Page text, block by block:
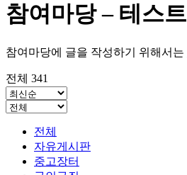
참여마당 – 테스트
참여마당에 글을 작성하기 위해서는
전체 341
전체
자유게시판
중고장터